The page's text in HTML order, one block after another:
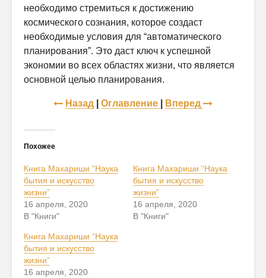
необходимо стремиться к достижению
космического сознания, которое создаст
необходимые условия для “автоматического
планирования”. Это даст ключ к успешной
экономии во всех областях жизни, что является
основной целью планирования.
Назад Оглавление Вперед
Похожее
Книга Махариши “Наука
бытия и искусство
жизни”
16 апреля, 2020
В "Книги"
Книга Махариши “Наука
бытия и искусство
жизни”
16 апреля, 2020
В "Книги"
Книга Махариши “Наука
бытия и искусство
жизни”
16 апреля, 2020